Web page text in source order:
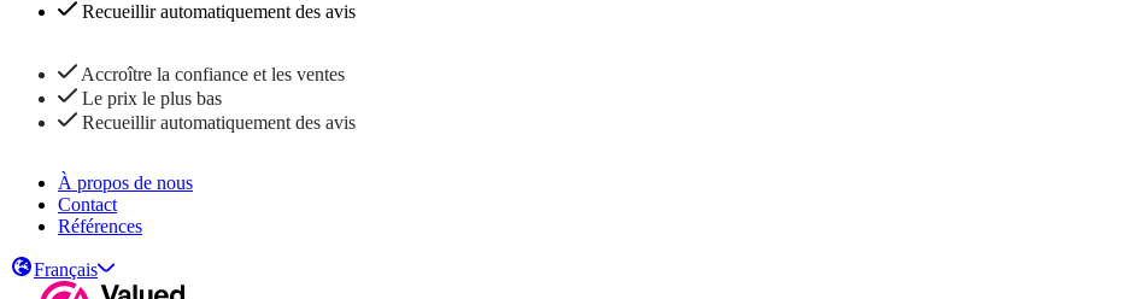
Recueillir automatiquement des avis
Accroître la confiance et les ventes
Le prix le plus bas
Recueillir automatiquement des avis
À propos de nous
Contact
Références
Français